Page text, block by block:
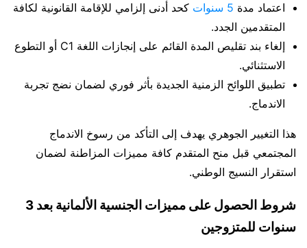
اعتماد مدة 5 سنوات
كحد أدنى إلزامي للإقامة القانونية لكافة
المتقدمين الجدد.
إلغاء بند تقليص المدة القائم على إنجازات اللغة C1 أو التطوع
الاستثنائي.
تطبيق اللوائح الزمنية الجديدة بأثر فوري لضمان نضج تجربة
الاندماج.
هذا التغيير الجوهري يهدف إلى التأكد من رسوخ الاندماج
المجتمعي قبل منح المتقدم كافة مميزات المزاطنة لضمان
استقرار النسيج الوطني.
شروط الحصول على مميزات الجنسية الألمانية بعد 3
سنوات للمتزوجين